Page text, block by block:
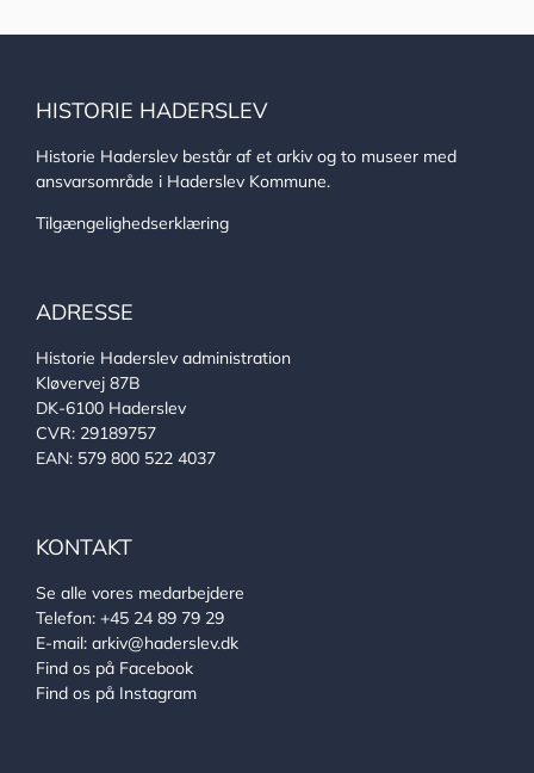
HISTORIE HADERSLEV
Historie Haderslev består af et arkiv og to museer med
ansvarsområde i Haderslev Kommune.
Tilgængelighedserklæring
ADRESSE
Historie Haderslev administration
Kløvervej 87B
DK-6100 Haderslev
CVR: 29189757
EAN: 579 800 522 4037
KONTAKT
Se alle vores medarbejdere
Telefon: +45 24 89 79 29
E-mail: arkiv@haderslev.dk
Find os på Facebook
Find os på Instagram